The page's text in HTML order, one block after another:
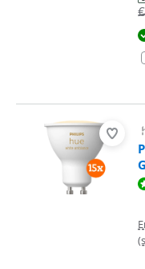
La note est de 9,4 sur 10,